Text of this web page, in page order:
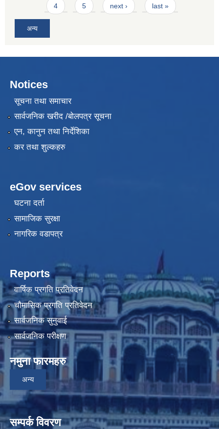
4 5 next › last »
अन्य
Notices
सूचना तथा समाचार
सार्वजनिक खरीद /बोलपत्र सूचना
एन, कानुन तथा निर्देशिका
कर तथा शुल्कहरु
eGov services
घटना दर्ता
सामाजिक सुरक्षा
नागरिक वडापत्र
Reports
वार्षिक प्रगति प्रतिवेदन
चौमासिक प्रगति प्रतिवेदन
सार्वजनिक सुनुवाई
सार्वजनिक परीक्षण
नमुना फारमहरु
अन्य
सम्पर्क विवरण